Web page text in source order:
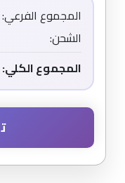
المجموع الفرعي:
الشحن:
المجموع الكلي: